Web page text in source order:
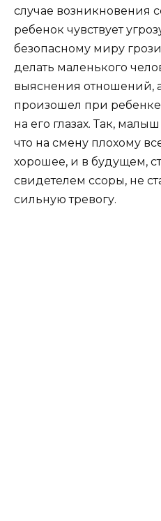
случае возникновения
ребенок чувствует
безопасному миру
делать маленького
выяснения отношений,
произошел при
на его глазах. Так,
что на смену плохому
хорошее, и в будущем,
свидетелем ссоры, не
сильную тревогу.